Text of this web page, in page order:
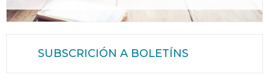
SUBSCRICIÓN A BOLETÍNS